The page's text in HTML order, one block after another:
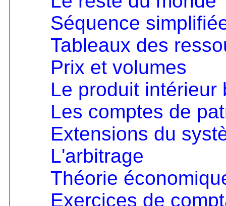
Séquence
Tableaux des
Prix et volumes
Le produit intérieur
Les comptes de
Extensions du
L'arbitrage
Théorie
Exercices de